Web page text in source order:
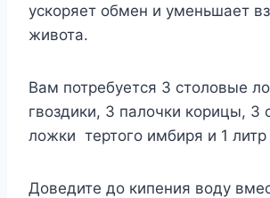
ускоряет обмен и уменьшает
живота.
Вам потребуется 3 столовые
гвоздики, 3 палочки корицы, 3
ложки тертого имбиря и 1
Доведите до кипения воду